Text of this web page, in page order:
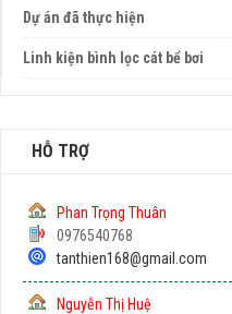
Dự án đã thực hiện
Linh kiện bình lọc cát bể bơi
HỖ TRỢ
Phan Trọng Thuân
0976540768
tanthien168@gmail.com
Nguyễn Thị Huệ